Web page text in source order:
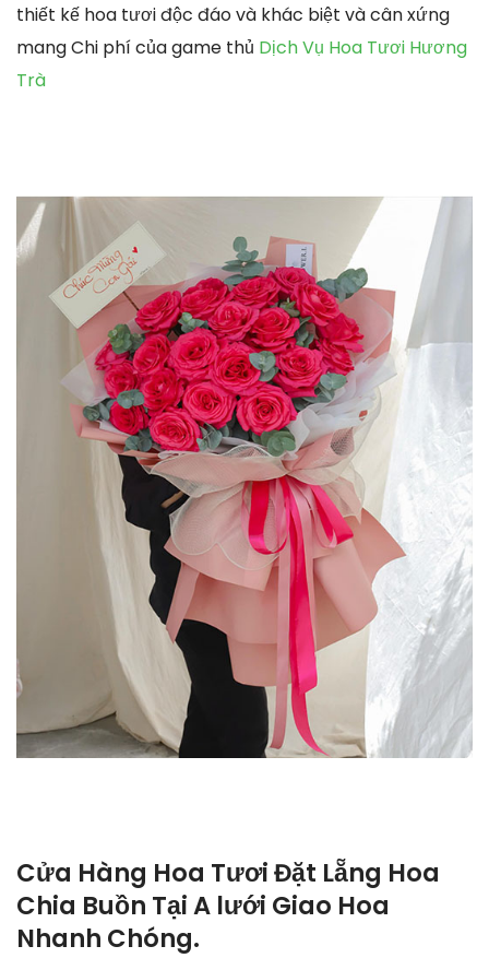
thiết kế hoa tươi độc đáo và khác biệt và cân xứng
mang Chi phí của game thủ Dịch Vụ Hoa Tươi Hương
Trà
Cửa Hàng Hoa Tươi Đặt Lẵng Hoa
Chia Buồn Tại A lưới Giao Hoa
Nhanh Chóng.